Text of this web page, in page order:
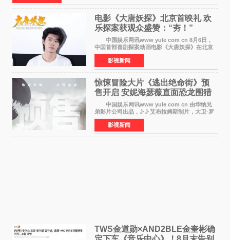
电影《大唐妖探》北京首映礼 欢
乐探案获观众盛赞：“夯！”
中国娱乐网讯www yule com cn 8月6日，
中国首部喜剧探案动画电影《大唐妖探》在北京
举办电影首映礼。导演程腾、联合导演黄珉、总
制片人曹紫建、制片人李莹莹，配音导演张喆，
对白指导程寅，领
影视新闻
惊悚冒险大片《逃出绝命街》预
售开启 安妮海瑟薇直面恐龙围猎
中国娱乐网讯www yule com cn 由华纳兄
弟影片公司出品，J·J·艾布拉姆斯制片，大卫·罗
伯特·米切尔执导，好莱坞巨星安妮·海瑟薇和伊万
·麦克格雷格领衔主演的2026暑期惊悚冒险大片
《逃出绝
影视新闻
TWS金道勋×AND2BLE金奎彬确